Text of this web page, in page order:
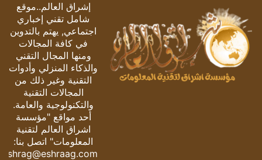
إشراق العالم..موقع
شامل تقني إخباري
اجتماعي, يهتم بالتدوين
في كافة المجالات
ومنها المجال التقني
والذكاء المنزلي وأدوات
التقنية وغير ذلك من
المجالات التقنية
والتكنولوجية والعامة.
أحد مواقع "مؤسسة
اشراق العالم لتقنية
المعلومات" اتصل بنا:
eshrag@eshraag.com